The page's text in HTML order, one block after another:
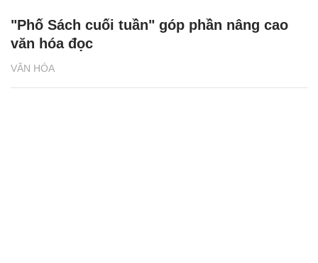
VĂN HÓA
"Phố Sách cuối tuần" góp phần nâng cao
văn hóa đọc